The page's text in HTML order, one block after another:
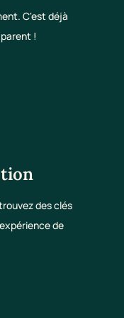
C'est déjà
!
des clés
de